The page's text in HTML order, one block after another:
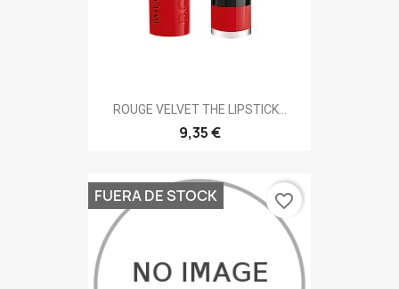
ROUGE VELVET THE LIPSTICK...
9,35 €
FUERA DE STOCK favorite_border